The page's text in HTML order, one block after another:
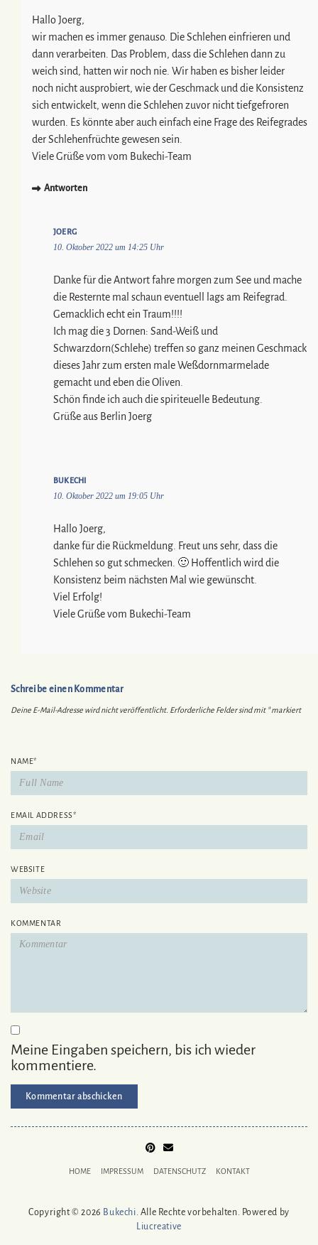
Hallo Joerg,
wir machen es immer genauso. Die Schlehen einfrieren und
dann verarbeiten. Das Problem, dass die Schlehen dann zu
weich sind, hatten wir noch nie. Wir haben es bisher leider
noch nicht ausprobiert, wie der Geschmack und die Konsistenz
sich entwickelt, wenn die Schlehen zuvor nicht tiefgefroren
wurden. Es könnte aber auch einfach eine Frage des Reifegrades
der Schlehenfrüchte gewesen sein.
Viele Grüße vom vom Bukechi-Team
Antworten
JOERG
10. Oktober 2022 um 14:25 Uhr
Danke für die Antwort fahre morgen zum See und mache
die Resternte mal schaun eventuell lags am Reifegrad.
Gemacklich echt ein Traum!!!!
Ich mag die 3 Dornen: Sand-Weiß und
Schwarzdorn(Schlehe) treffen so ganz meinen Geschmack
dieses Jahr zum ersten male Weßdornmarmelade
gemacht und eben die Oliven.
Schön finde ich auch die spiriteuelle Bedeutung.
Grüße aus Berlin Joerg
BUKECHI
10. Oktober 2022 um 19:05 Uhr
Hallo Joerg,
danke für die Rückmeldung. Freut uns sehr, dass die
Schlehen so gut schmecken. 🙂 Hoffentlich wird die
Konsistenz beim nächsten Mal wie gewünscht.
Viel Erfolg!
Viele Grüße vom Bukechi-Team
Schreibe einen Kommentar
Deine E-Mail-Adresse wird nicht veröffentlicht. Erforderliche Felder sind mit *markiert
NAME*
EMAIL ADDRESS*
WEBSITE
KOMMENTAR
Meine Eingaben speichern, bis ich wieder
kommentiere.
TO
HOME IMPRESSUM DATENSCHUTZ KONTAKT
Copyright © 2026 Bukechi . Alle Rechte vorbehalten. Powered by
Liucreative